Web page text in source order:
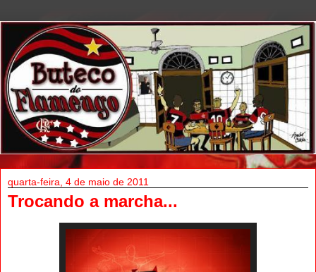
quarta-feira, 4 de maio de 2011
Trocando a marcha...